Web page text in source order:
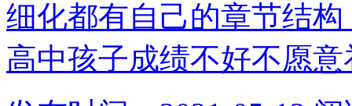
细化都有自己的章节结
高中孩子成绩不好不愿